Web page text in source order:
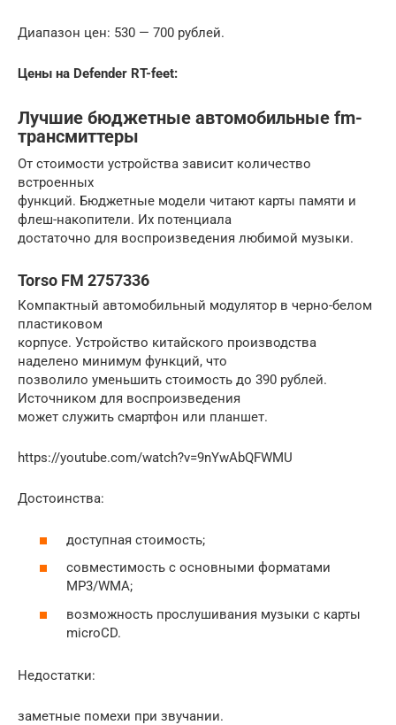
Диапазон цен: 530 — 700 рублей.
Цены на Defender RT-feet:
Лучшие бюджетные автомобильные fm-
трансмиттеры
От стоимости устройства зависит количество
встроенных
функций. Бюджетные модели читают карты памяти и
флеш-накопители. Их потенциала
достаточно для воспроизведения любимой музыки.
Torso FM 2757336
Компактный автомобильный модулятор в черно-белом
пластиковом
корпусе. Устройство китайского производства
наделено минимум функций, что
позволило уменьшить стоимость до 390 рублей.
Источником для воспроизведения
может служить смартфон или планшет.
https://youtube.com/watch?v=9nYwAbQFWMU
Достоинства:
доступная стоимость;
совместимость с основными форматами
MP3/WMA;
возможность прослушивания музыки с карты
microCD.
Недостатки:
заметные помехи при звучании.